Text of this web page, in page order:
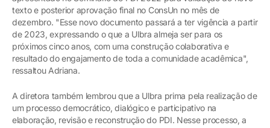
texto e posterior aprovação final no ConsUn no mês de
dezembro. "Esse novo documento passará a ter vigência a partir
de 2023, expressando o que a Ulbra almeja ser para os
próximos cinco anos, com uma construção colaborativa e
resultado do engajamento de toda a comunidade acadêmica",
ressaltou Adriana.
A diretora também lembrou que a Ulbra prima pela realização de
um processo democrático, dialógico e participativo na
elaboração, revisão e reconstrução do PDI. Nesse processo, a